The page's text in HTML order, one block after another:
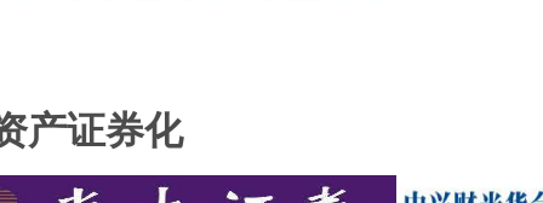
产证券化